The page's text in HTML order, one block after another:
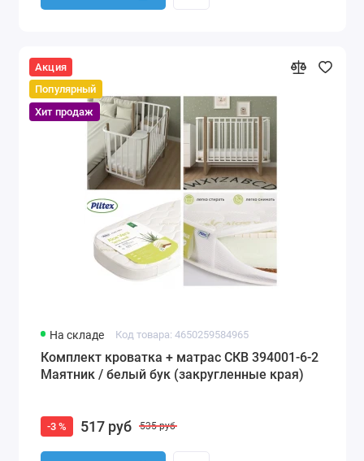
Акция
Популярный
Хит продаж
На складе Код товара: 4650259584965
Комплект кроватка + матрас СКВ 394001-6-2
Маятник / белый бук (закругленные края)
-3 % 517 руб 535 руб